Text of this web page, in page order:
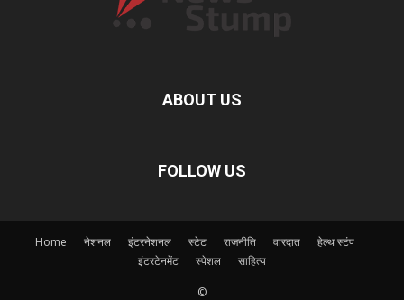
ABOUT US
FOLLOW US
Home नेशनल इंटरनेशनल स्टेट राजनीति वारदात
हेल्थ स्टंप
इंटरटेनमेंट
स्पेशल साहित्य
©